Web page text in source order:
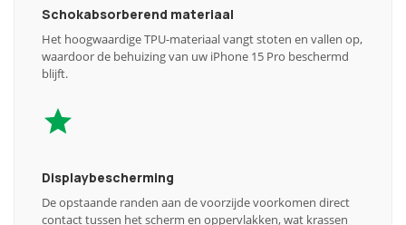
Schokabsorberend materiaal
Het hoogwaardige TPU-materiaal vangt stoten en vallen op,
waardoor de behuizing van uw iPhone 15 Pro beschermd
blijft.
Displaybescherming
De opstaande randen aan de voorzijde voorkomen direct
contact tussen het scherm en oppervlakken, wat krassen